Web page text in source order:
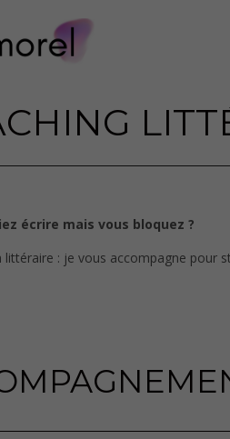
écrire mais vous bloquez ?
littéraire : je vous accompagne pour